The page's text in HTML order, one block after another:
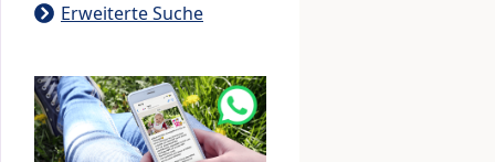
Erweiterte Suche